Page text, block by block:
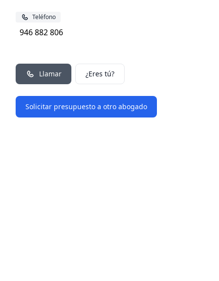
Teléfono
946 882 806
Llamar ¿Eres tú?
Solicitar presupuesto a otro abogado